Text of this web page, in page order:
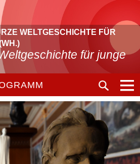
WELTGESCHICHTE FÜR
für junge